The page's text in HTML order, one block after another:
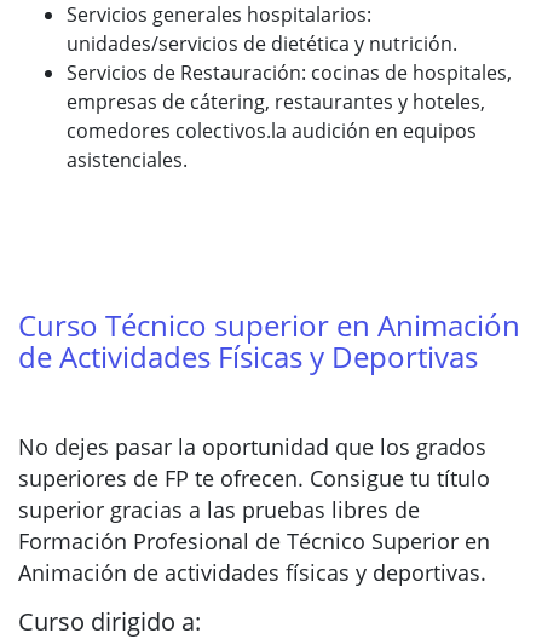
Servicios generales hospitalarios:
unidades/servicios de dietética y nutrición.
Servicios de Restauración: cocinas de hospitales,
empresas de cátering, restaurantes y hoteles,
comedores colectivos.la audición en equipos
asistenciales.
Curso Técnico superior en Animación
de Actividades Físicas y Deportivas
No dejes pasar la oportunidad que los grados
superiores de FP te ofrecen. Consigue tu título
superior gracias a las pruebas libres de
Formación Profesional de Técnico Superior en
Animación de actividades físicas y deportivas.
Curso dirigido a: